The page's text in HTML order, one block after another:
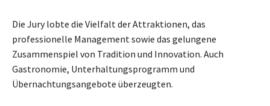
Die Jury lobte die Vielfalt der Attraktionen, das
professionelle Management sowie das gelungene
Zusammenspiel von Tradition und Innovation. Auch
Gastronomie, Unterhaltungsprogramm und
Übernachtungsangebote überzeugten.